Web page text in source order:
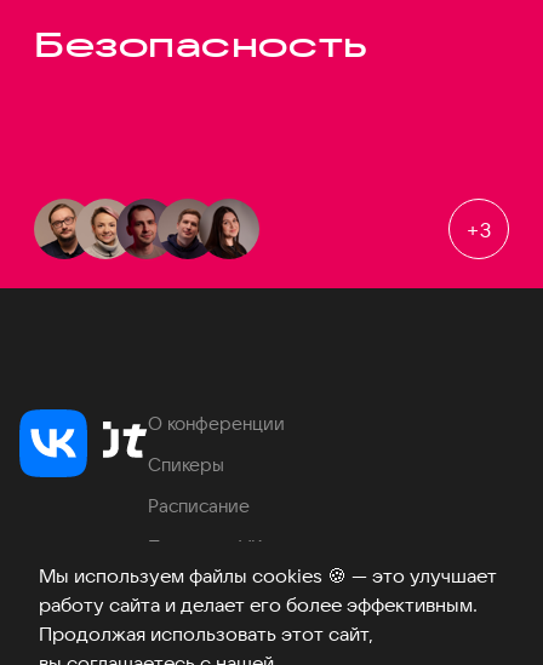
Мы используем файлы cookies 🍪 — это улучшает
работу сайта и делает его более эффективным.
Продолжая использовать этот сайт,
Безопасность
+3
О конференции
Спикеры
Расписание
Продукты VK
Место проведения
Часто задаваемые вопросы